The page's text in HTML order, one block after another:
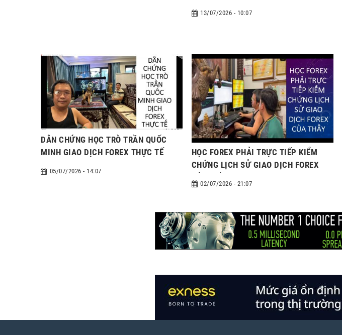
13/07/2026 - 10:07
DẪN CHỨNG HỌC TRÒ TRẦN QUỐC
MINH GIAO DỊCH FOREX THỰC TẾ
05/07/2026 - 14:07
HỌC FOREX PHẢI TRỰC TIẾP KIỂM
CHỨNG LỊCH SỬ GIAO DỊCH FOREX
02/07/2026 - 21:07